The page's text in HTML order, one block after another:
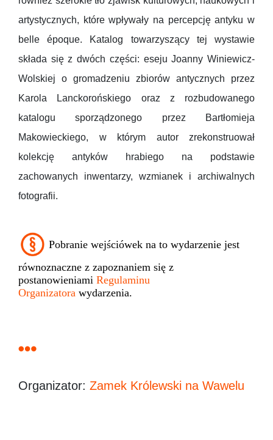
artystycznych, które wpływały na percepcję antyku w
belle époque. Katalog towarzyszący tej wystawie
składa się z dwóch części: eseju Joanny Winiewicz-
Wolskiej o gromadzeniu zbiorów antycznych przez
Karola Lanckorońskiego oraz z rozbudowanego
katalogu sporządzonego przez Bartłomieja
Makowieckiego, w którym autor zrekonstruował
kolekcję antyków hrabiego na podstawie
zachowanych inwentarzy, wzmianek i archiwalnych
fotografii.
Pobranie wejściówek na to wydarzenie jest
równoznaczne z zapoznaniem się z
postanowieniami Regulaminu
Organizatora wydarzenia.
Organizator: Zamek Królewski na Wawelu